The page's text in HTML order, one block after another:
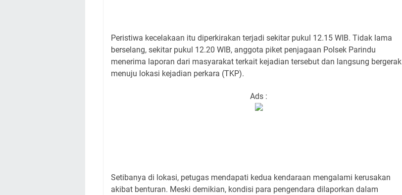
Peristiwa kecelakaan itu diperkirakan terjadi sekitar pukul 12.15 WIB. Tidak lama
berselang, sekitar pukul 12.20 WIB, anggota piket penjagaan Polsek Parindu
menerima laporan dari masyarakat terkait kejadian tersebut dan langsung bergerak
menuju lokasi kejadian perkara (TKP).
Ads :
Setibanya di lokasi, petugas mendapati kedua kendaraan mengalami kerusakan
akibat benturan. Meski demikian, kondisi para pengendara dilaporkan dalam